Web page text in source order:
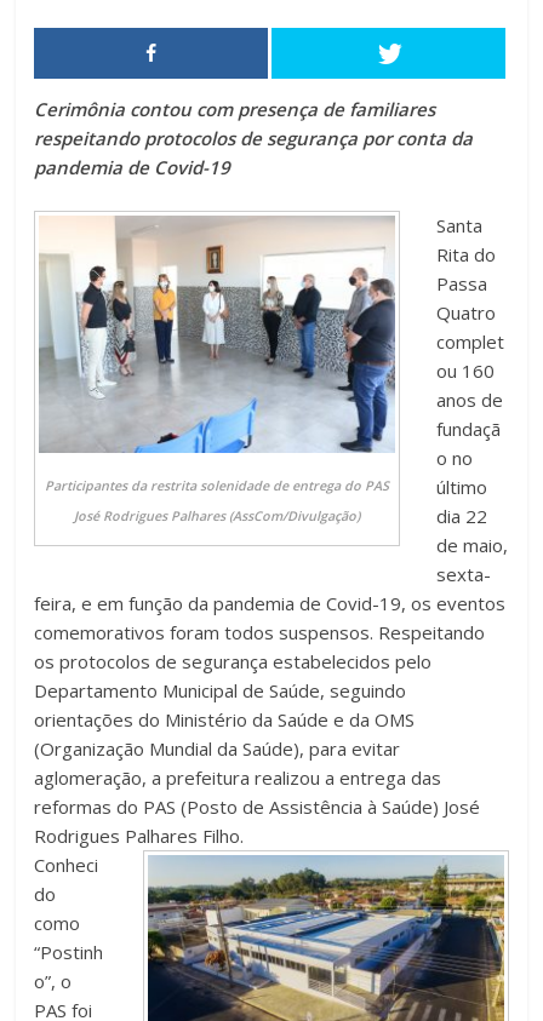
Cerimônia contou com presença de familiares
respeitando protocolos de segurança por conta da
pandemia de Covid-19
Participantes da restrita solenidade de entrega do PAS
José Rodrigues Palhares (AssCom/Divulgação)
Santa
Rita do
Passa
Quatro
complet
ou 160
anos de
fundaçã
o no
último
dia 22
de maio,
sexta-
feira, e em função da pandemia de Covid-19, os eventos
comemorativos foram todos suspensos. Respeitando
os protocolos de segurança estabelecidos pelo
Departamento Municipal de Saúde, seguindo
orientações do Ministério da Saúde e da OMS
(Organização Mundial da Saúde), para evitar
aglomeração, a prefeitura realizou a entrega das
reformas do PAS (Posto de Assistência à Saúde) José
Rodrigues Palhares Filho.
Conheci
do
como
“Postinh
o”, o
PAS foi